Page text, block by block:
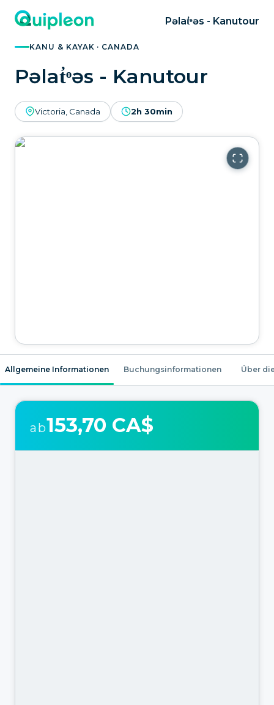
Pəlat̓ᶱəs - Kanutour
KANU & KAYAK · CANADA
Pəlat̓ᶱəs - Kanutour
Victoria, Canada 2h 30min
Allgemeine Informationen Buchungsinformationen Über
ab153,70 CA$